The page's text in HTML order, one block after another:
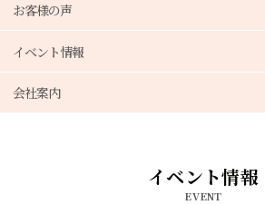
お客様の声
イベント情報
会社案内
イベント情報
EVENT